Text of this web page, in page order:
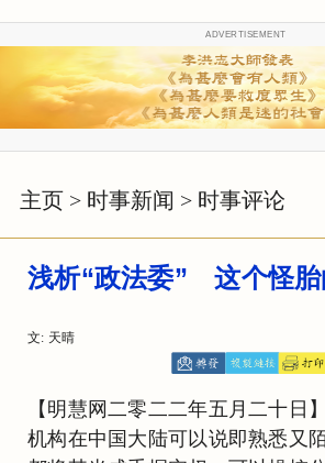
ADVERTISEMENT
主页 > 时事新闻 > 时事评论
浅析“政法委” 这个怪胎
文: 天晴
【明慧网二零二二年五月二十日
机构在中国大陆可以说即熟悉又